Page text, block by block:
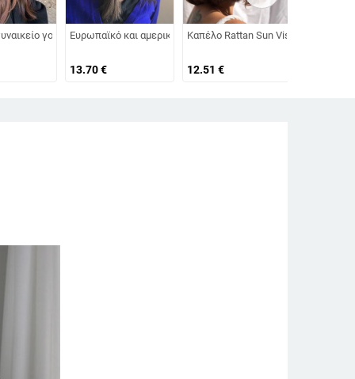
모자φθινοπωρινό και χειμωνιάτικο μονόχρωμο καπέλο γενικής χρήσης
κουνελιού μαλλί Κουνέλι Προστασία αυτιών Μάλλινο καπέλο Χοντρό
για άντρες Γυναικεία καπέλα παραλίας Καλοκαιρινό γείσο που
Πεταλούδα Εκτύπωση Μεγάλου Γείσου αντηλιακό εξωτερικού χώρου
γούνινο καπέλο γούνινο καπέλο πολυτελείας μόδας Χειμερινό
Ευρωπαϊκό και αμερικανικό καπέλο μπέιζμπολ για
13.70€
Καπέλο Rattan Sun Visor για
12.51 €